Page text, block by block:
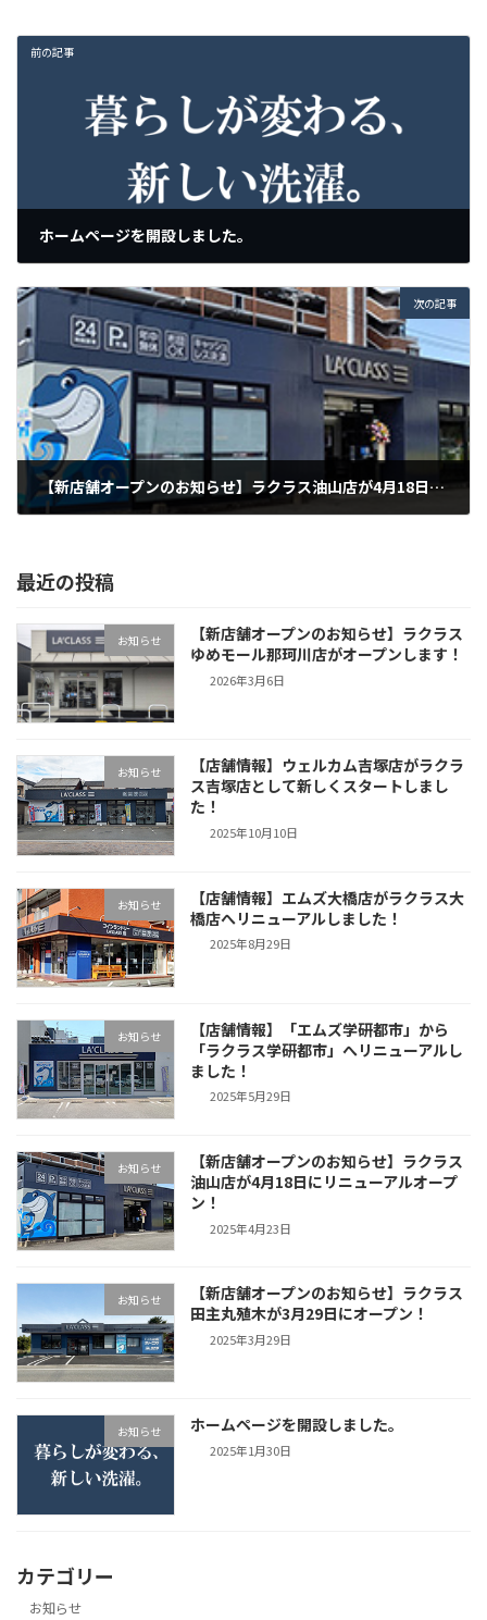
前の記事
ホームページを開設しました。
次の記事
【新店舗オープンのお知らせ】ラクラス油山店が4月18日にリニューアルオープン！
最近の投稿
お知らせ
【新店舗オープンのお知らせ】ラクラス
ゆめモール那珂川店がオープンします！
2026年3月6日
お知らせ
【店舗情報】ウェルカム吉塚店がラクラ
ス吉塚店として新しくスタートしまし
た！
2025年10月10日
お知らせ
【店舗情報】エムズ大橋店がラクラス大
橋店へリニューアルしました！
2025年8月29日
お知らせ
【店舗情報】「エムズ学研都市」から
「ラクラス学研都市」へリニューアルし
ました！
2025年5月29日
お知らせ
【新店舗オープンのお知らせ】ラクラス
油山店が4月18日にリニューアルオープ
ン！
2025年4月23日
お知らせ
【新店舗オープンのお知らせ】ラクラス
田主丸殖木が3月29日にオープン！
2025年3月29日
お知らせ ホームページを開設しました。
2025年1月30日
カテゴリー
お知らせ